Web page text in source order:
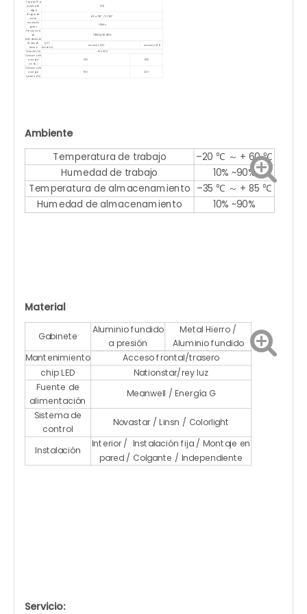
Tasa de IP a
prueba de
agua
IP31
Ángulo de
visión
Alto: 160° / V: 160°
escala de
grises
16 bits
Frecuencia
de
actualización
1920Hz/3840Hz
Modo de
buceo
1/27
escaneo
escaneo 1/32
escaneo 1/16
Vida útil (H)
>100 000
Consumo de
energía
(máx.)
550 600
Consumo de
energía
(promedio)
200
Ambiente
Temperatura de trabajo
–20 ℃ ～ + 60 ℃
Humedad de trabajo
10% ~90%
Temperatura de almacenamiento –35 ℃ ～ + 85 ℃
Humedad de almacenamiento 10% ~90%
Material
Gabinete
Aluminio fundido
a presión
Metal Hierro /
Aluminio fundido
Mantenimiento
Acceso frontal/trasero
chip LED Nationstar/rey luz
Fuente de
alimentación
Meanwell / Energía G
Sistema de
control
Novastar / Linsn / Colorlight
Instalación
Interior / Instalación fija / Montaje en
pared / Colgante / Independiente
Servicio: